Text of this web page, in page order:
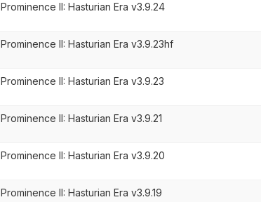
Prominence II: Hasturian Era v3.9.24
Prominence II: Hasturian Era v3.9.23hf
Prominence II: Hasturian Era v3.9.23
Prominence II: Hasturian Era v3.9.21
Prominence II: Hasturian Era v3.9.20
Prominence II: Hasturian Era v3.9.19